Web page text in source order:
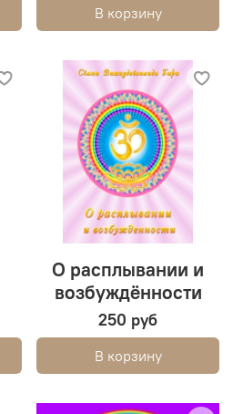
В корзину
О расплывании и
возбуждëнности
250 руб
В корзину